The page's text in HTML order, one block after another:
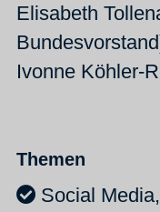
Elisabeth
Ivonne Köhler-
Themen
Social